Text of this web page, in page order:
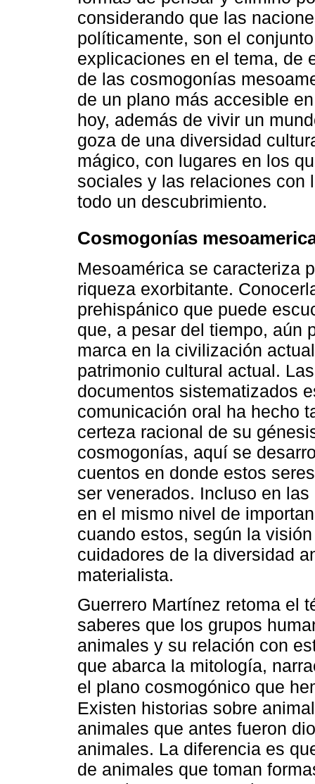
considerando que las
políticamente, son el
explicaciones en el tema, de
de las cosmogonías
de un plano más accesible
hoy, además de vivir un
goza de una diversidad
mágico, con lugares en los
sociales y las relaciones con
todo un descubrimiento.
Cosmogonías
Mesoamérica se caracteriza
riqueza exorbitante.
prehispánico que puede
que, a pesar del tiempo, aún
marca en la civilización
patrimonio cultural actual.
documentos sistematizados
comunicación oral ha hecho
certeza racional de su
cosmogonías, aquí se
cuentos en donde estos
ser venerados. Incluso en
en el mismo nivel de
cuando estos, según la
cuidadores de la diversidad
materialista.
Guerrero Martínez retoma el
saberes que los grupos
animales y su relación con
que abarca la mitología,
el plano cosmogónico que
Existen historias sobre
animales que antes fueron
animales. La diferencia es
de animales que toman